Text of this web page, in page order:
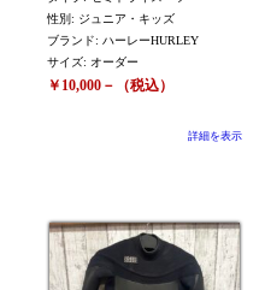
性別: ジュニア・キッズ
ブランド: ハーレーHURLEY
サイズ: オーダー
￥10,000－（税込）
詳細を表示